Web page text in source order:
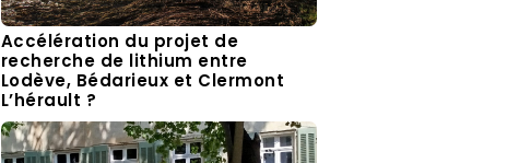
Accélération du projet de
recherche de lithium entre
Lodève, Bédarieux et Clermont
L’hérault ?